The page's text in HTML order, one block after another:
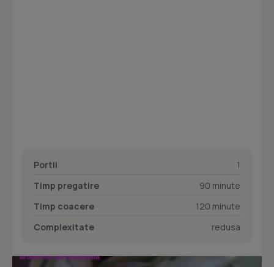
Portii
1
Timp pregatire
90 minute
Timp coacere
120 minute
Complexitate
redusa